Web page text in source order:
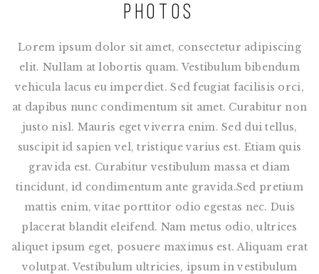
Photos
Lorem ipsum dolor sit amet, consectetur adipiscing
elit. Nullam at lobortis quam. Vestibulum bibendum
vehicula lacus eu imperdiet. Sed feugiat facilisis orci,
at dapibus nunc condimentum sit amet. Curabitur non
justo nisl. Mauris eget viverra enim. Sed dui tellus,
suscipit id sapien vel, tristique varius est. Etiam quis
gravida est. Curabitur vestibulum massa et diam
tincidunt, id condimentum ante gravida.Sed pretium
mattis enim, vitae porttitor odio egestas nec. Duis
placerat blandit eleifend. Nam metus odio, ultrices
aliquet ipsum eget, posuere maximus est. Aliquam erat
volutpat. Vestibulum ultricies, ipsum in vestibulum